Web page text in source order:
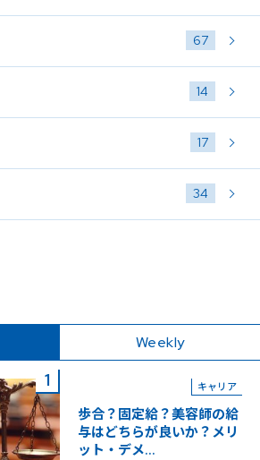
67
14
17
34
Weekly
キャリア
歩合？固定給？美容師の給
与はどちらが良いか？メリ
ット・デメ...